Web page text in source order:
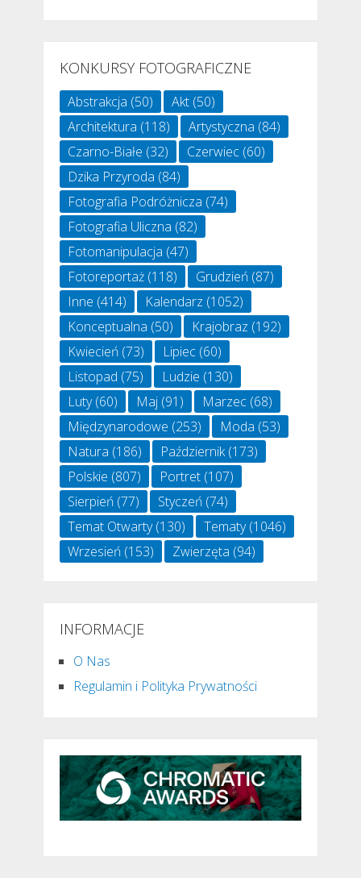
KONKURSY FOTOGRAFICZNE
Abstrakcja (50) Akt(50)
Architektura (118) Artystyczna (84)
Czarno-Białe (32) Czerwiec(60)
Dzika Przyroda (84)
Fotografia Podróżnicza (74)
Fotografia Uliczna (82)
Fotomanipulacja (47)
Fotoreportaż(118) Grudzień(87)
Inne (414) Kalendarz (1052)
Konceptualna (50) Krajobraz (192)
Kwiecień(73) Lipiec(60)
Listopad (75) Ludzie (130)
Luty(60) Maj(91) Marzec(68)
Międzynarodowe (253) Moda (53)
Natura (186) Październik(173)
Polskie (807) Portret(107)
Sierpień(77) Styczeń(74)
Temat Otwarty(130) Tematy(1046)
Wrzesień(153) Zwierzęta (94)
INFORMACJE
O Nas
Regulamin i Polityka Prywatności